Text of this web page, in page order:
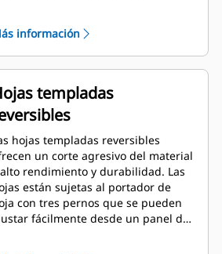
información
templadas
hojas templadas reversibles
un corte agresivo del material
rendimiento y durabilidad. Las
están sujetas al portador de
con tres pernos que se pueden
fácilmente desde un panel de